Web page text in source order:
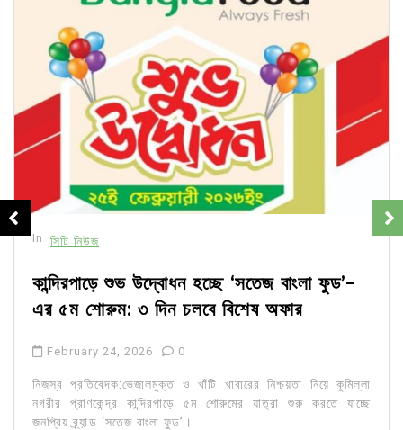
In সিটি নিউজ
কান্দিরপাড়ে শুভ উদ্বোধন হচ্ছে ‘সতেজ বাংলা ফুড’-
এর ৫ম শোরুম: ৩ দিন চলবে বিশেষ অফার
February 24, 2026 0
নিজস্ব প্রতিবেদক:ভেজালমুক্ত ও খাঁটি খাবারের নিশ্চয়তা নিয়ে কুমিল্লা
নগরীর প্রাণকেন্দ্র কান্দিরপাড়ে ৫ম শোরুমের যাত্রা শুরু করতে যাচ্ছে
জনপ্রিয় ব্র্যান্ড ‘সতেজ বাংলা ফুড’।...